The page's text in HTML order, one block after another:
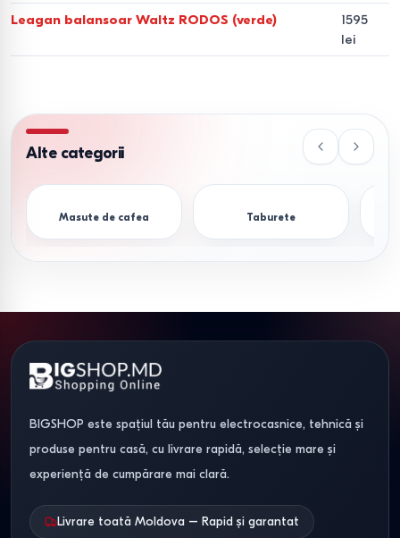
Leagăn suspendat / scaun
Leagăn din lemn sau metal
Leagănele metalice sunt rezistente la intemperii. Modelele
din lemn oferă un design natural.
Compararea tipurilor de
Balansoar
2 locuri
1–2
persoane
Lemn
balcon
Balansoar
3 locuri
persoane
250–300
Oțel
Balansoar
2–3
până la
Metal
Leagan balansoar Waltz RODOS (verde)
1595
lei
Alte categorii
Masute de cafea Taburete
BIGSHOP este spațiul tău pentru electrocasnice, tehnică și
produse pentru casă, cu livrare rapidă, selecție mare și
experiență de cumpărare mai clară.
Livrare toată Moldova – Rapid și garantat